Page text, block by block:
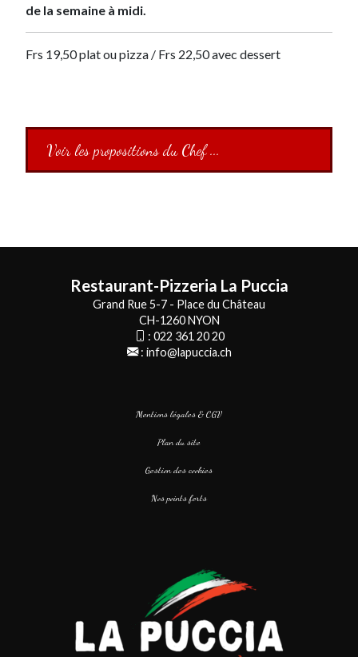
de la semaine à midi.
Frs 19,50 plat ou pizza / Frs 22,50 avec dessert
Voir les propositions du Chef ...
Restaurant-Pizzeria La Puccia
Grand Rue 5-7 - Place du Château
CH-1260 NYON
: 022 361 20 20
: info@lapuccia.ch
Mentions légales & CGV
Plan du site
Gestion des cookies
Nos points forts